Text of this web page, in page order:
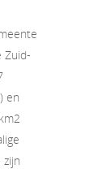
Zuid-
en
2